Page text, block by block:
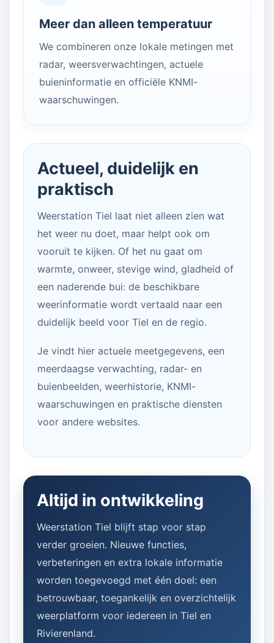
Meer dan alleen temperatuur
We combineren onze lokale metingen met
radar, weersverwachtingen, actuele
buieninformatie en officiële KNMI-
waarschuwingen.
Actueel, duidelijk en
praktisch
Weerstation Tiel laat niet alleen zien wat
het weer nu doet, maar helpt ook om
vooruit te kijken. Of het nu gaat om
warmte, onweer, stevige wind, gladheid of
een naderende bui: de beschikbare
weerinformatie wordt vertaald naar een
duidelijk beeld voor Tiel en de regio.
Je vindt hier actuele meetgegevens, een
meerdaagse verwachting, radar- en
buienbeelden, weerhistorie, KNMI-
waarschuwingen en praktische diensten
voor andere websites.
Altijd in ontwikkeling
Weerstation Tiel blijft stap voor stap
verder groeien. Nieuwe functies,
verbeteringen en extra lokale informatie
worden toegevoegd met één doel: een
betrouwbaar, toegankelijk en overzichtelijk
weerplatform voor iedereen in Tiel en
Rivierenland.